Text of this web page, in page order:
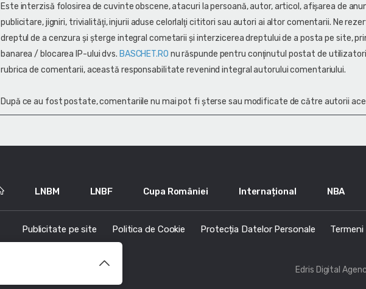
Este interzisă folosirea de cuvinte obscene, atacuri la persoană, autor, articol, afişarea de
publicitare, jigniri, trivialităţi, injurii aduse celorlalţi cititori sau autori ai altor comentarii. Ne
dreptul de a cenzura și şterge integral cometarii și interzicerea dreptului de a posta pe site,
banarea / blocarea IP-ului dvs. BASCHET.RO nu răspunde pentru conţinutul postat de
rubrica de comentarii, această responsabilitate revenind integral autorului comentariului.
După ce au fost postate, comentariile nu mai pot fi șterse sau modificate de către autorii
LNBM LNBF Cupa României Internațional NBA
Publicitate pe site Politica de Cookie Protecția Datelor Personale
Edris Digital